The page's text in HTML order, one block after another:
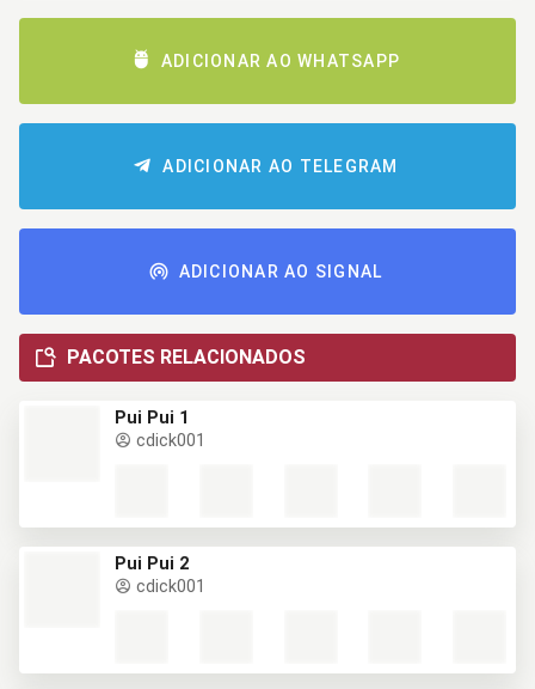
ADICIONAR AO WHATSAPP
ADICIONAR AO TELEGRAM
ADICIONAR AO SIGNAL
PACOTES RELACIONADOS
Pui Pui 1
cdick001
Pui Pui 2
cdick001